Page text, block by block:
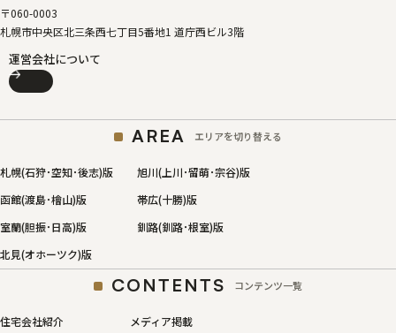
〒060-0003
札幌市中央区北三条西七丁目5番地1 道庁西ビル3階
運営会社について
AREA エリアを切り替える
札幌(石狩･空知･後志)版
旭川(上川･留萌･宗谷)版
函館(渡島･檜山)版
帯広(十勝)版
室蘭(胆振･日高)版
釧路(釧路･根室)版
北見(オホーツク)版
CONTENTS コンテンツ一覧
住宅会社紹介 メディア掲載